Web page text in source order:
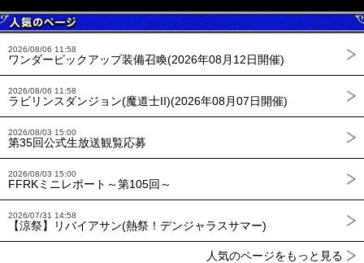
2026/08/06 11:58
ワンダーピックアップ装備召喚(2026年08月12日開催)
2026/08/06 11:58
ラビリンスダンジョン(魔道士II)(2026年08月07日開催)
2026/08/03 15:00
第35回公式生放送観覧応募
2026/08/03 15:00
FFRKミニレポート～第105回～
2026/07/31 14:58
【涼祭】リバイアサン(熱祭！デンジャラスサマー)
人気のページをもっと見る